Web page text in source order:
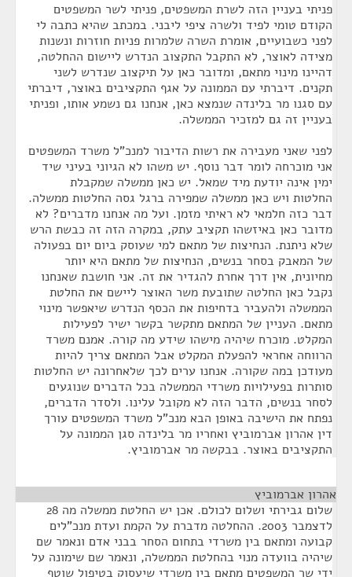
פניתי בעניין הזה לשרת המשפטים, פניתי לשר המשפטים
הקודם טומי לפיד ולשרה ציפי ליבני. במכתב שהיא כתבה לי
לפני כשבועיים, אומרת השרה שלמרות פניות חוזרות ונשנות
מצידה לאוצר, לא התקבל התקצוב הנדרש ליישום ההחלטה,
דהיינו מינוי מתאם, ומדובר כאן על תיקצוב שנדרש לשני
תקנים. דיברתי עם הממונה על אגף התקציבים באוצר, דיברתי
עם סגנו מר בלינדה שנמצא כאן, אנחנו גם נשמע אותו, ופניתי
בעניין זה גם למזכיר הממשלה.
לפני שאני מעבירה את רשות הדיבור למנכ"ל משרד המשפטים
אני מוכרחה לומר דבר נוסף. יש משהו לא הגיוני בעיני שיד
ימין אינה יודעת מיד שמאל. יש כאן ממשלה שמקבלת
החלטות ויש כאן ממשלה שמפירה ברגל גסה החלטות ממשלה.
דבר כזה חלמאי לא ראיתי מזמן. ועל מה אנחנו מדברים? לא
מדובר כאן באיזשהו תקציב עתק, במקרה הזה זה כבשת הרש
שלא ניתנת. הנחיצות של מתאם למי שעוסק ביום יום בפעולה
של המאבק בסחר בנשים, הנחיצות של מתאם היא יותר
מחיונית, אין דרך אחרת להגדיר את זה. אני חושבת שאנחנו
נקבל כאן החלטה שתובעת משר האוצר ליישם את החלטת
הממשלה ולהעביר בדחיפות את הכסף הנדרש שיאפשר מינוי
מתאם. העניין של המתאם מתקשר בקשר ישיר לפעילות
המקלט. מוכרח שיהיה מישהו שידע מה קורה. אמנם משרד
הרווחה אחראי להפעלת המקלט אבל המתאם צריך להיות
מעודכן במה שקורה. אנחנו ערים לכך שלאחרונה יש החלטות
סותרות בפעילויות משרדי הממשלה בכל הדברים שנוגעים
לסחר בנשים, הדבר הזה לא מקובל עלינו. ולסדר הדברים,
נפתח את הישיבה באופן הבא מנכ"ל משרד המשפטים עורך
דין אהרון אברמוביץ ואחריו מר בלינדה סגן הממונה על
התקציבים באוצר. בבקשה מר אברמוביץ.
אהרון אברמוביץ
שלום גבירתי ושלום לכולם. אכן יש החלטת ממשלה מה 28
לדצמבר 2003. ההחלטה מדברת על הקמת ועדת מנכ"לים
קבועה ומתאם בין משרדי בתחום הסחר בבני אדם ונאמר שם
שיהיה בוועדה מנוי בהחלטת הממשלה, ונאמר שם שימונה על
ידי שר המשפטים מתאם בין משרדי שיעסוק בטיפול שוטף